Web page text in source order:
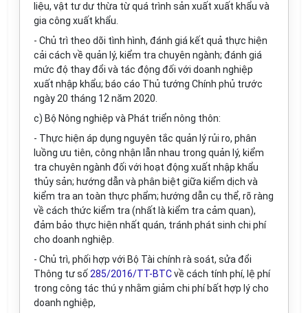
liệu, vật tư dư thừa từ quá trình sản xuất xuất khẩu và
gia công xuất khẩu.
- Chủ trì theo dõi tình hình, đánh giá kết quả thực hiện
cải cách về quản lý, kiểm tra chuyên ngành; đánh giá
mức độ thay đổi và tác động đối với doanh nghiệp
xuất nhập khẩu; báo cáo Thủ tướng Chính phủ trước
ngày 20 tháng 12 năm 2020.
c) Bộ Nông nghiệp và Phát triển nông thôn:
- Thực hiện áp dụng nguyên tắc quản lý rủi ro, phân
luồng ưu tiên, công nhận lẫn nhau trong quản lý, kiểm
tra chuyên ngành đối với hoạt động xuất nhập khẩu
thủy sản; hướng dẫn và phân biệt giữa kiểm dịch và
kiểm tra an toàn thực phẩm; hướng dẫn cụ thể, rõ ràng
về cách thức kiểm tra (nhất là kiểm tra cảm quan),
đảm bảo thực hiện nhất quán, tránh phát sinh chi phí
cho doanh nghiệp.
- Chủ trì, phối hợp với Bộ Tài chính rà soát, sửa đổi
Thông tư số 285/2016/TT-BTCvề cách tính phí, lệ phí
trong công tác thú y nhằm giảm chi phí bất hợp lý cho
doanh nghiệp,